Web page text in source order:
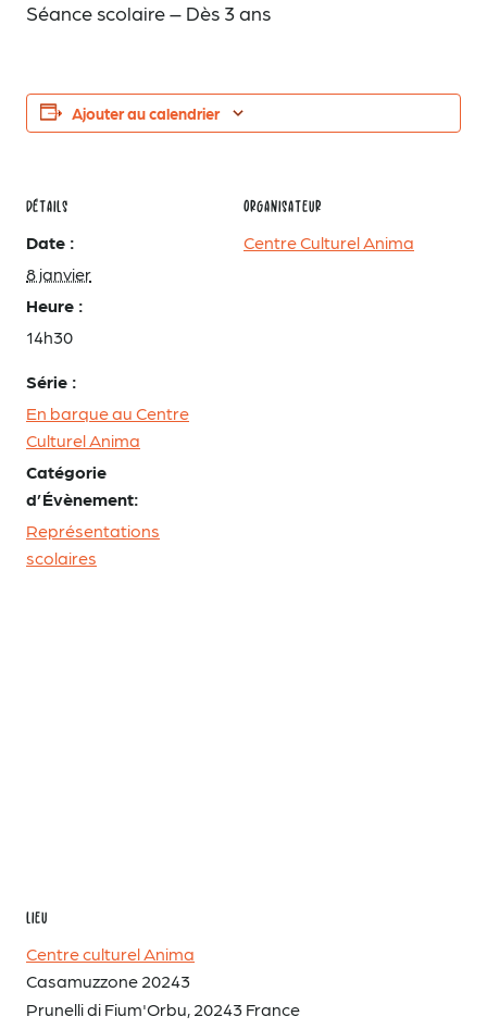
Séance scolaire – Dès 3 ans
Ajouter au calendrier
DÉTAILS
Date :
8 janvier
Heure :
14h30
Série :
En barque au Centre
Culturel Anima
Catégorie
d’Évènement:
Représentations
scolaires
ORGANISATEUR
Centre Culturel Anima
LIEU
Centre culturel Anima
Casamuzzone 20243
Prunelli di Fium'Orbu, 20243 France